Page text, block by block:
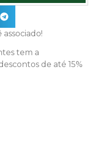
tem a
de até 15%